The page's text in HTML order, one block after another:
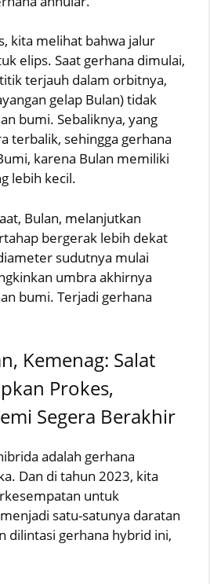
kita melihat bahwa jalur
elips. Saat gerhana dimulai,
terjauh dalam orbitnya,
gelap Bulan) tidak
bumi. Sebaliknya, yang
terbalik, sehingga gerhana
karena Bulan memiliki
lebih kecil.
Bulan, melanjutkan
bergerak lebih dekat
sudutnya mulai
umbra akhirnya
bumi. Terjadi gerhana
Kemenag: Salat
Prokes,
Segera Berakhir
adalah gerhana
Dan di tahun 2023, kita
untuk
satu-satunya daratan
dilintasi gerhana hybrid ini,